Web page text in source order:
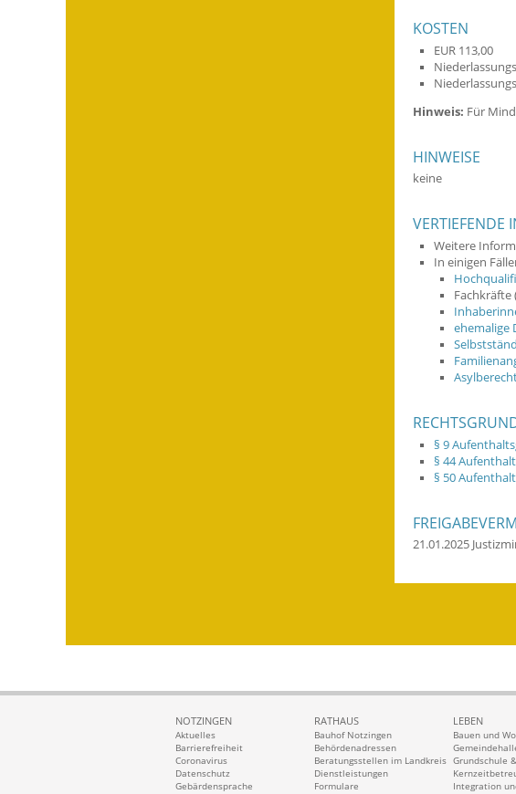
KOSTEN
EUR 113,00
Hinweis: Für
HINWEISE
keine
VERTIEFENDE
Weitere
In einigen
Fachkräfte
ehemalige
§ 9
§ 44
§ 50
21.01.2025
NOTZINGEN
Aktuelles
Barrierefreiheit
Coronavirus
Datenschutz
Gebärdensprache
RATHAUS
Bauhof Notzingen
Behördenadressen
Beratungsstellen im Landkreis
Dienstleistungen
Formulare
LEBEN
Bauen und
Grundschule &
Integration